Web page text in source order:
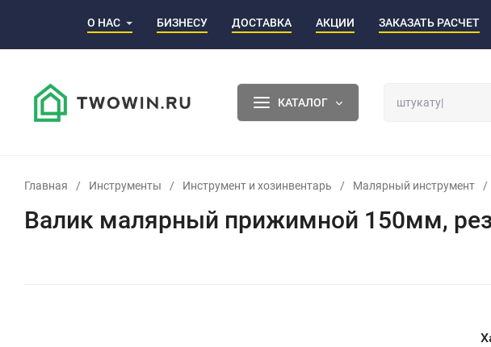
О НАС БИЗНЕСУ ДОСТАВКА АКЦИИ ЗАКАЗАТЬ РАСЧЕТ
КАТАЛОГ
Главная / Инструменты / Инструмент и хозинвентарь / Малярный инструмент /
Валик малярный прижимной 150мм,